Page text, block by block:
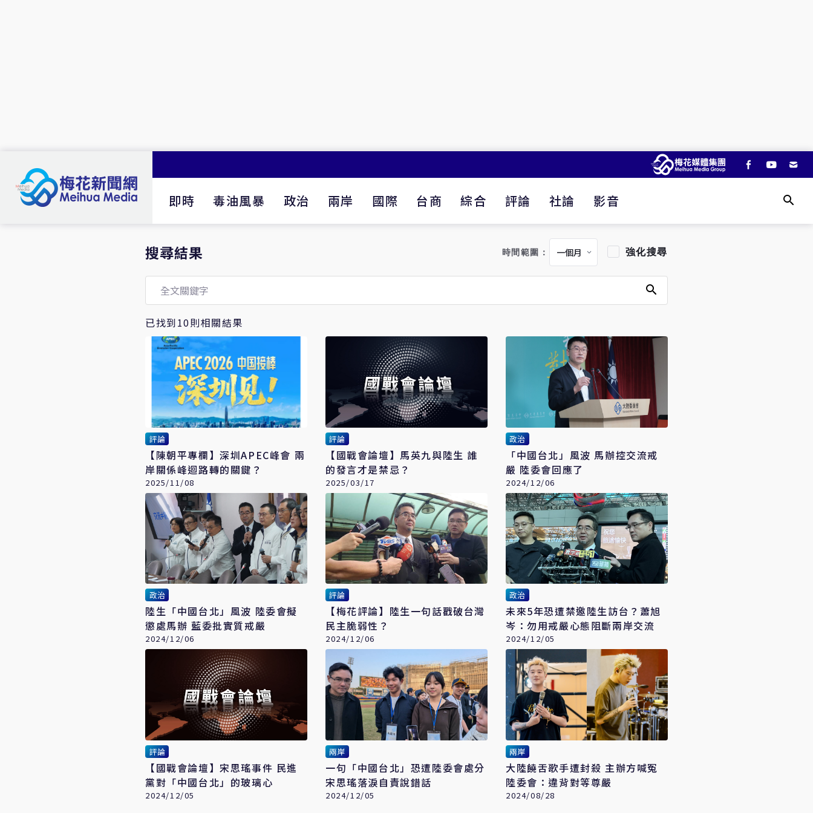
即時 毒油風暴 政治 兩岸 國際 台商 綜合 評論 社論 影音
搜尋結果 時間範圍： 強化搜尋
已找到10則相關結果
評論
【陳朝平專欄】深圳APEC峰會 兩
岸關係峰迴路轉的關鍵？
2025/11/08
評論
【國戰會論壇】馬英九與陸生 誰
的發言才是禁忌？
2025/03/17
政治
「中國台北」風波 馬辦控交流戒
嚴 陸委會回應了
2024/12/06
政治
陸生「中國台北」風波 陸委會擬
懲處馬辦 藍委批實質戒嚴
2024/12/06
評論
【梅花評論】陸生一句話戳破台灣
民主脆弱性？
2024/12/06
政治
未來5年恐遭禁邀陸生訪台？蕭旭
岑：勿用戒嚴心態阻斷兩岸交流
2024/12/05
評論
【國戰會論壇】宋思瑤事件 民進
黨對「中國台北」的玻璃心
2024/12/05
兩岸
一句「中國台北」恐遭陸委會處分
宋思瑤落淚自責說錯話
2024/12/05
兩岸
大陸饒舌歌手遭封殺 主辦方喊冤
陸委會：違背對等尊嚴
2024/08/28